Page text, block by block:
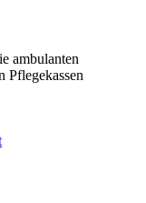
ambulanten
Pflegekassen